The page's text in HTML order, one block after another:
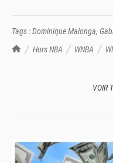
TrashTalk Actu NBA
Hors NBA WNBA
Tags :Dominique Malonga,
VOIR